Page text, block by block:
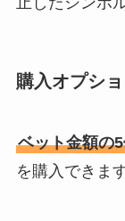
購入オプシ
ベット金額の
を購入できます